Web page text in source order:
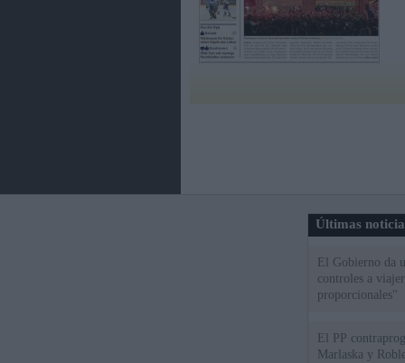
Últimas
El Gobierno da
controles a
proporcionales"
El PP
Marlaska y